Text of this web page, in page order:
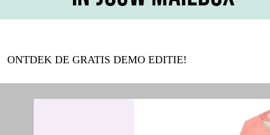
ONTDEK DE GRATIS DEMO EDITIE!